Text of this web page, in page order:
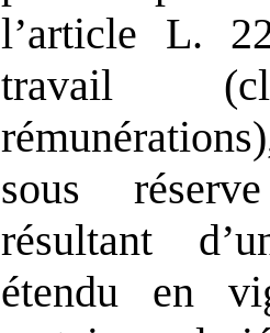
l’article L.
travail
sous
résultant
étendu en